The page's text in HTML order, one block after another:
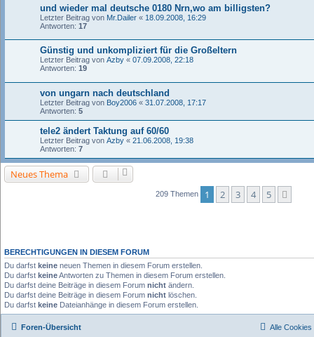
und wieder mal deutsche 0180 Nrn,wo am billigsten?
Letzter Beitrag von Mr.Dailer « 18.09.2008, 16:29
Antworten: 17
Günstig und unkompliziert für die Großeltern
Letzter Beitrag von Azby « 07.09.2008, 22:18
Antworten: 19
von ungarn nach deutschland
Letzter Beitrag von Boy2006 « 31.07.2008, 17:17
Antworten: 5
tele2 ändert Taktung auf 60/60
Letzter Beitrag von Azby « 21.06.2008, 19:38
Antworten: 7
Neues Thema
209 Themen 1 2 3 4 5
BERECHTIGUNGEN IN DIESEM FORUM
Du darfst keine neuen Themen in diesem Forum erstellen.
Du darfst keineAntworten zu Themen in diesem Forum erstellen.
Du darfst deine Beiträge in diesem Forum nicht ändern.
Du darfst deine Beiträge in diesem Forum nicht löschen.
Du darfst keine Dateianhänge in diesem Forum erstellen.
Foren-Übersicht Alle Cookies